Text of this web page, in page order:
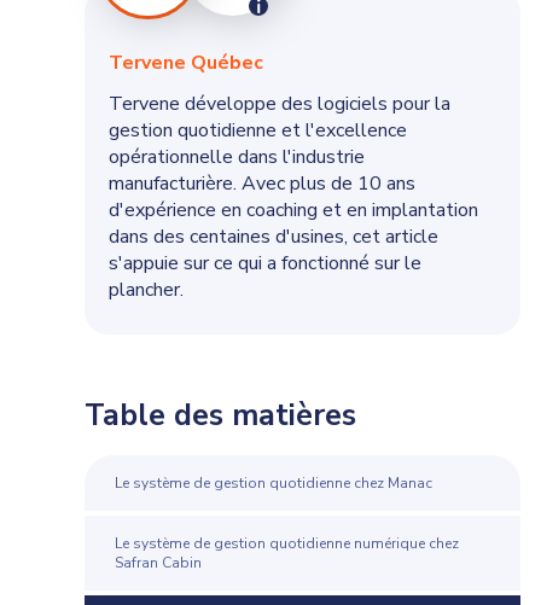
Tervene Québec
Tervene développe des logiciels pour la
gestion quotidienne et l'excellence
opérationnelle dans l'industrie
manufacturière. Avec plus de 10 ans
d'expérience en coaching et en implantation
dans des centaines d'usines, cet article
s'appuie sur ce qui a fonctionné sur le
plancher.
Table des matières
Le système de gestion quotidienne chez Manac
Le système de gestion quotidienne numérique chez
Safran Cabin